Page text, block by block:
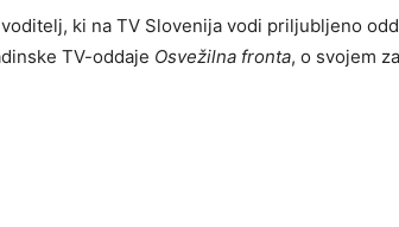
ki na TV Slovenija vodi priljubljeno
TV-oddaje Osvežilna fronta, o svojem